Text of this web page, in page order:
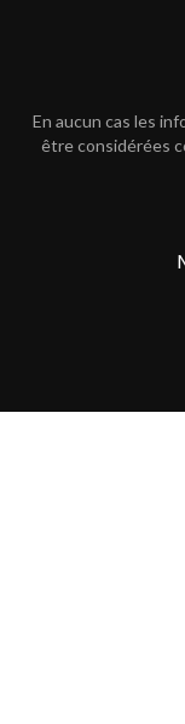
En aucun cas les
être considérées